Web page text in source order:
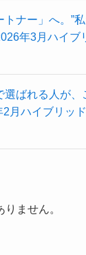
ナー」へ。”
年3月ハイブ
ばれる人が、
月ハイブリッ
ません。